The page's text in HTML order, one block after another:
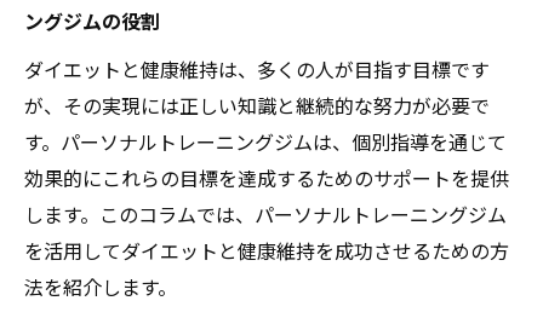
ングジムの役割
ダイエットと健康維持は、多くの人が目指す目標です
が、その実現には正しい知識と継続的な努力が必要で
す。パーソナルトレーニングジムは、個別指導を通じて
効果的にこれらの目標を達成するためのサポートを提供
します。このコラムでは、パーソナルトレーニングジム
を活用してダイエットと健康維持を成功させるための方
法を紹介します。